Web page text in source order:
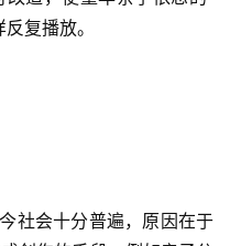
复播放。
社会十分普遍，原因在于